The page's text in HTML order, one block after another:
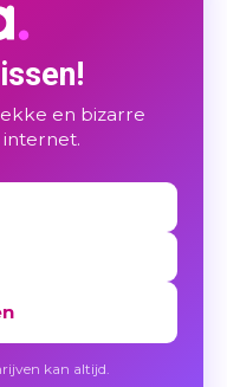
en bizarre
kan altijd.